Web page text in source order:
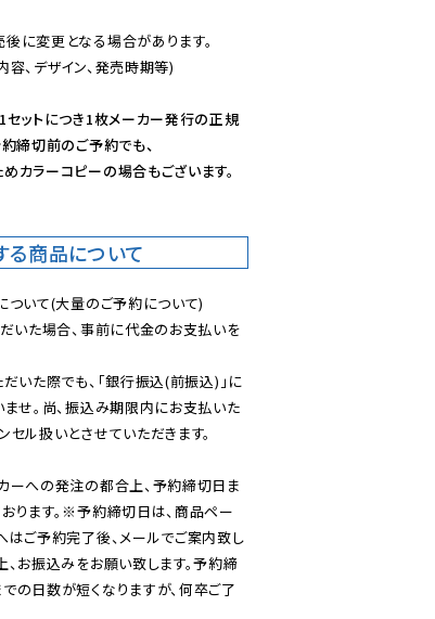
に変更となる場合があります。
、デザイン、発売時期等)
ットにつき1枚メーカー発行の正規
締切前のご予約でも、
カラーコピーの場合もございます。
商品について
いて(大量のご予約について)
いた場合、事前に代金のお支払いを
いた際でも、「銀行振込(前振込)」に
せ。尚、振込み期限内にお支払いた
ル扱いとさせていただきます。
への発注の都合上、予約締切日ま
ります。※予約締切日は、商品ペー
はご予約完了後、メールでご案内致し
お振込みをお願い致します。予約締
の日数が短くなりますが、何卒ご了